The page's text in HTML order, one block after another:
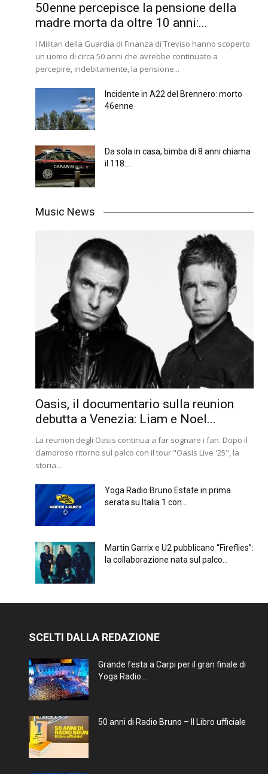
50enne percepisce la pensione della
madre morta da oltre 10 anni:...
I Militari della Guardia di Finanza di Treviso hanno scoperto
un uomo di circa 50 anni che avrebbe continuato a
percepire, indebitamente, la pensione...
Incidente in A22 del Brennero: morto
46enne
Da sola in casa, bimba di 8 anni chiama
il 118:...
Music News
Oasis, il documentario sulla reunion
debutta a Venezia: Liam e Noel...
La reunion degli Oasis continua a far sognare i fan. Dopo il
clamoroso ritorno sul palco con il tour "Oasis Live '25", la
storia...
Yoga Radio Bruno Estate in prima
serata su Italia 1 con...
Martin Garrix e U2 pubblicano “Fireflies”:
la collaborazione nata sul palco...
SCELTI DALLA REDAZIONE
Grande festa a Carpi per il gran finale di
Yoga Radio...
50 anni di Radio Bruno – Il Libro ufficiale